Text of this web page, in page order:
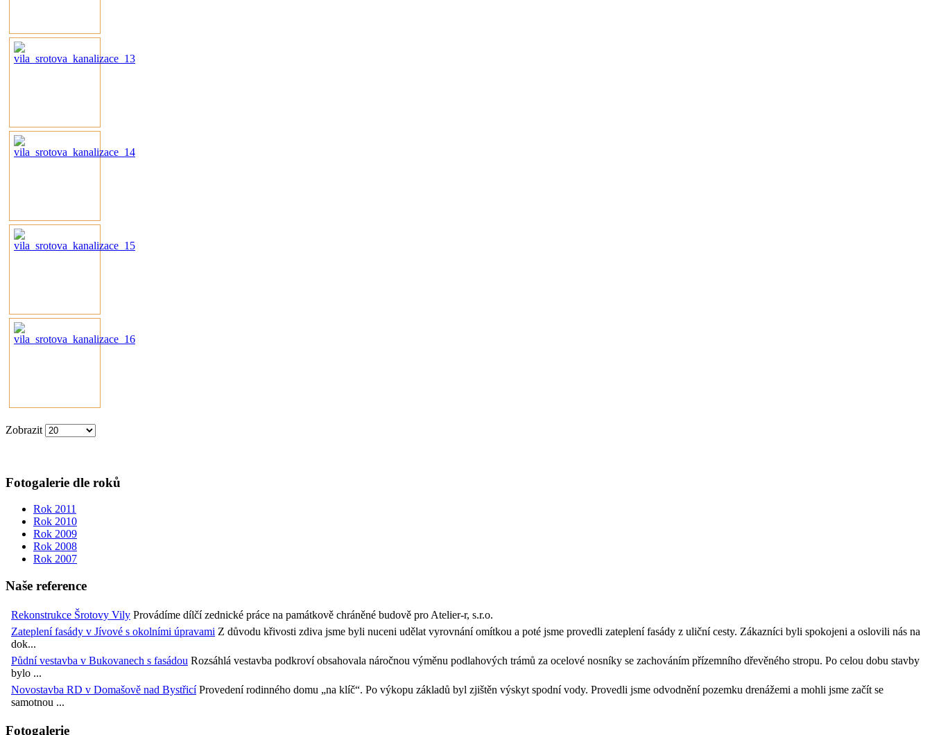
Zobrazit
Fotogalerie dle roků
Rok 2011
Rok 2010
Rok 2009
Rok 2008
Rok 2007
Naše reference
Rekonstrukce Šrotovy Vily Provádíme dílčí zednické práce na památkově chráněné budově pro Atelier-r, s.r.o.
Zateplení fasády v Jívové s okolními úpravami Z důvodu křivosti zdiva jsme byli nuceni udělat vyrovnání omítkou a poté jsme provedli zateplení fasády z uliční cesty. Zákazníci byli spokojeni a oslovili nás na
dok...
Půdní vestavba v Bukovanech s fasádou Rozsáhlá vestavba podkroví obsahovala náročnou výměnu podlahových trámů za ocelové nosníky se zachováním přízemního dřevěného stropu. Po celou dobu stavby
bylo ...
Novostavba RD v Domašově nad BystřicíProvedení rodinného domu „na klíč“. Po výkopu základů byl zjištěn výskyt spodní vody. Provedli jsme odvodnění pozemku drenážemi a mohli jsme začít se
samotnou ...
Fotogalerie